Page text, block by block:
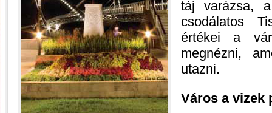
táj varázsa,
csodálatos
értékei a
megnézni,
utazni.
Város a vizek